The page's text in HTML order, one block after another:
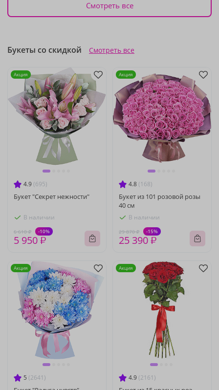
Смотреть все
Букеты со скидкой Смотреть все
4.9 (695)
Букет "Секрет нежности"
В наличии
6 610 ₽ -10%
5 950 ₽
Акция
4.8 (168)
Букет из 101 розовой розы
40 см
В наличии
29 870 ₽ -15%
25 390 ₽
Акция
5 (2641)
Акция
4.9 (2161)
Акция